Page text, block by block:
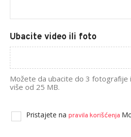
Ubacite video ili foto
Možete da ubacite do 3 fotografije
više od 25 MB.
Pristajete na pravila korišćenja